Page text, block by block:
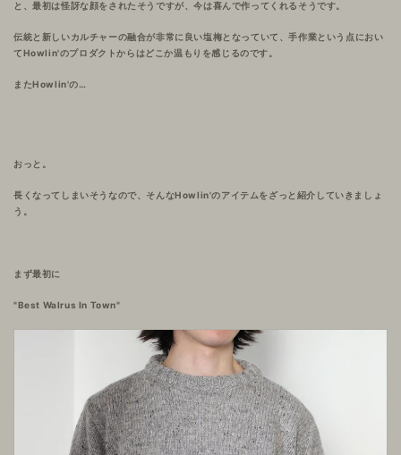
と、最初は怪訝な顔をされたそうですが、今は喜んで作ってくれるそうです。
伝統と新しいカルチャーの融合が非常に良い塩梅となっていて、手作業という点におい
てHowlin'のプロダクトからはどこか温もりを感じるのです。
またHowlin'の…
おっと。
長くなってしまいそうなので、そんなHowlin'のアイテムをざっと紹介していきましょ
う。
まず最初に
"Best Walrus In Town"